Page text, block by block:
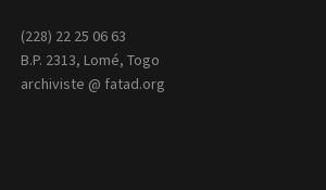
(228) 22 25 06 63
B.P. 2313, Lomé, Togo
archiviste @ fatad.org